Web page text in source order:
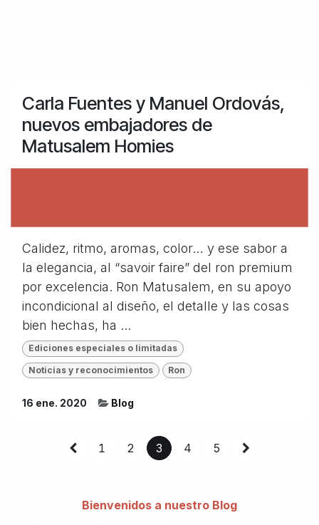
Carla Fuentes y Manuel Ordovás,
nuevos embajadores de
Matusalem Homies
Calidez, ritmo, aromas, color… y ese sabor a
la elegancia, al “savoir faire” del ron premium
por excelencia. Ron Matusalem, en su apoyo
incondicional al diseño, el detalle y las cosas
bien hechas, ha ...
Ediciones especiales o limitadas
Noticias y reconocimientos Ron
16 ene. 2020 Blog
1 2 3 4 5
Bienvenidos a nuestro Blog